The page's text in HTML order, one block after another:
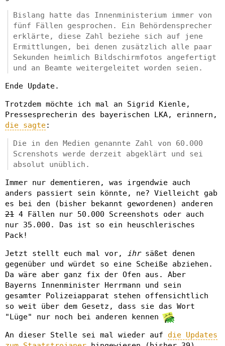
Bislang hatte das Innenministerium immer von
fünf Fällen gesprochen. Ein Behördensprecher
erklärte, diese Zahl beziehe sich auf jene
Ermittlungen, bei denen zusätzlich alle paar
Sekunden heimlich Bildschirmfotos angefertigt
und an Beamte weitergeleitet worden seien.
Ende Update.
Trotzdem möchte ich mal an Sigrid Kienle,
Pressesprecherin des bayerischen LKA, erinnern,
die sagte:
Die in den Medien genannte Zahl von 60.000
Screnshots werde derzeit abgeklärt und sei
absolut unüblich.
Immer nur dementieren, was irgendwie auch
anders passiert sein könnte, ne? Vielleicht gab
es bei den (bisher bekannt gewordenen) anderen
21 4 Fällen nur 50.000 Screenshots oder auch
nur 35.000. Das ist so ein heuschlerisches
Pack!
Jetzt stellt euch mal vor, ihrsäßet denen
gegenüber und würdet so eine Scheiße abziehen.
Da wäre aber ganz fix der Ofen aus. Aber
Bayerns Innenminister Herrmann und sein
gesamter Polizeiapparat stehen offensichtlich
so weit über dem Gesetz, dass sie das Wort
"Lüge" nur noch bei anderen kennen
An dieser Stelle sei mal wieder auf die Updates